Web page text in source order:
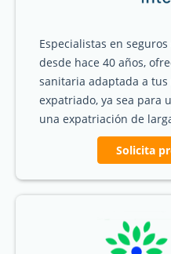
Especialistas en
desde hace 40 años,
sanitaria adaptada a tus
expatriado, ya sea para
una expatriación de
Solicita